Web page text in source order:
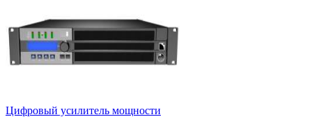
Цифровый усилитель мощности